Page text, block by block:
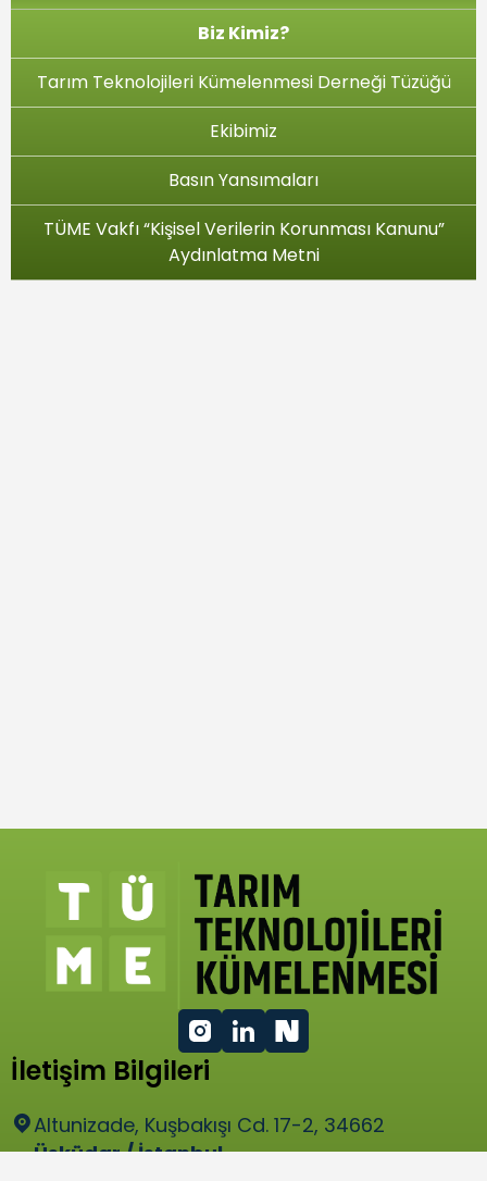
Biz Kimiz?
Tarım Teknolojileri Kümelenmesi Derneği Tüzüğü
Ekibimiz
Basın Yansımaları
TÜME Vakfı “Kişisel Verilerin Korunması Kanunu”
Aydınlatma Metni
İletişim Bilgileri
Altunizade, Kuşbakışı Cd. 17-2, 34662
Üsküdar / İstanbul